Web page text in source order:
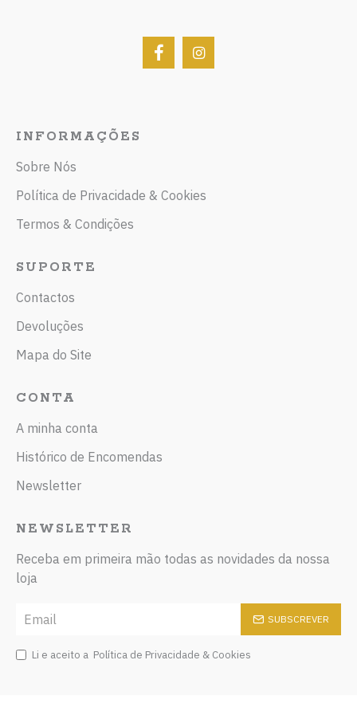
INFORMAÇÕES
Sobre Nós
Política de Privacidade & Cookies
Termos & Condições
SUPORTE
Contactos
Devoluções
Mapa do Site
CONTA
A minha conta
Histórico de Encomendas
Newsletter
NEWSLETTER
Receba em primeira mão todas as novidades da nossa
loja
SUBSCREVER
Li e aceito a Política de Privacidade & Cookies